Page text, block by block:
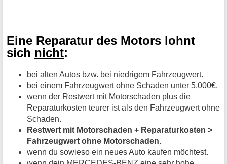
Eine Reparatur des Motors lohnt
sich nicht:
bei alten Autos bzw. bei niedrigem Fahrzeugwert.
bei einem Fahrzeugwert ohne Schaden unter 5.000€.
wenn der Restwert mit Motorschaden plus die
Reparaturkosten teurer ist als den Fahrzeugwert ohne
Schaden.
Restwert mit Motorschaden + Reparaturkosten >
Fahrzeugwert ohne Motorschaden.
wenn du sowieso ein neues Auto kaufen möchtest.